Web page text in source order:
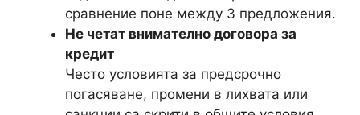
сравнение поне между 3 предложения.
Не четат внимателно договора за
кредит
Често условията за предсрочно
погасяване, промени в лихвата или